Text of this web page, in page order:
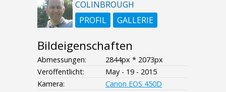
COLINBROUGH
PROFIL
GALLERIE
Bildeigenschaften
Abmessungen:
2844px * 2073px
Veröffentlicht:
May - 19 - 2015
Kamera:
Canon EOS 450D